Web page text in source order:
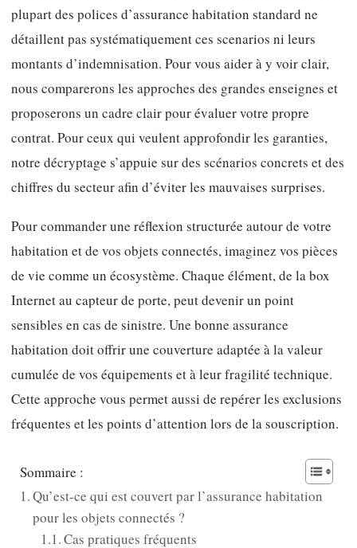
plupart des polices d’assurance habitation standard ne
détaillent pas systématiquement ces scenarios ni leurs
montants d’indemnisation. Pour vous aider à y voir clair,
nous comparerons les approches des grandes enseignes et
proposerons un cadre clair pour évaluer votre propre
contrat. Pour ceux qui veulent approfondir les garanties,
notre décryptage s’appuie sur des scénarios concrets et des
chiffres du secteur afin d’éviter les mauvaises surprises.
Pour commander une réflexion structurée autour de votre
habitation et de vos objets connectés, imaginez vos pièces
de vie comme un écosystème. Chaque élément, de la box
Internet au capteur de porte, peut devenir un point
sensibles en cas de sinistre. Une bonne assurance
habitation doit offrir une couverture adaptée à la valeur
cumulée de vos équipements et à leur fragilité technique.
Cette approche vous permet aussi de repérer les exclusions
fréquentes et les points d’attention lors de la souscription.
Sommaire :
Qu’est-ce qui est couvert par l’assurance habitation
pour les objets connectés ?
Cas pratiques fréquents